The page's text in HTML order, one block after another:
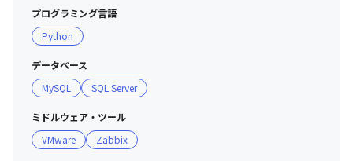
プログラミング言語
Python
データベース
MySQL
SQL Server
ミドルウェア・ツール
VMware
Zabbix